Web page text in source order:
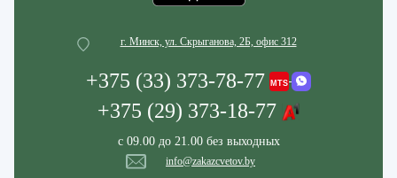
г. Минск, ул. Скрыганова, 2Б, офис 312
+375 (33) 373-78-77
+375 (29) 373-18-77
с 09.00 до 21.00 без выходных
info@zakazcvetov.by